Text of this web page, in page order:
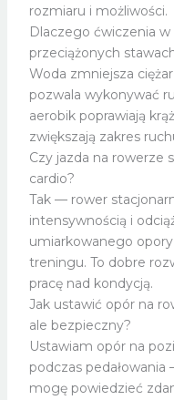
rozmiaru i możliwości.
Dlaczego ćwiczenia
przeciążonych
Woda zmniejsza
pozwala wykonywać
aerobik poprawiają
zwiększają zakres
Czy jazda na rowerze
cardio?
Tak — rower
intensywnością i
umiarkowanego
treningu. To dobre
pracę nad kondycją.
Jak ustawić opór na
ale bezpieczny?
Ustawiam opór na
podczas
mogę powiedzieć